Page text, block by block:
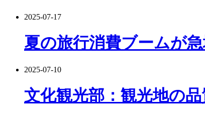
2025-07-17
夏の旅行消費ブームが
2025-07-10
文化観光部：観光地の